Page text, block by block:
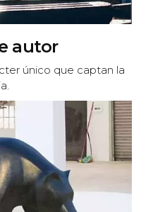
autor
único que captan la